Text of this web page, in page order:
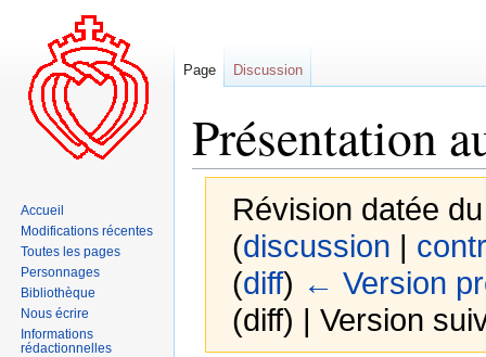
Présentation
Révision datée
(discussion |
(diff) ← Version
(diff) | Version
Page Discussion
Accueil
Modifications récentes
Toutes les pages
Personnages
Bibliothèque
Nous écrire
Informations
rédactionnelles